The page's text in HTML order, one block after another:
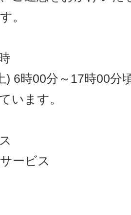
。
) 6時00分～17時00分
います。
ービス